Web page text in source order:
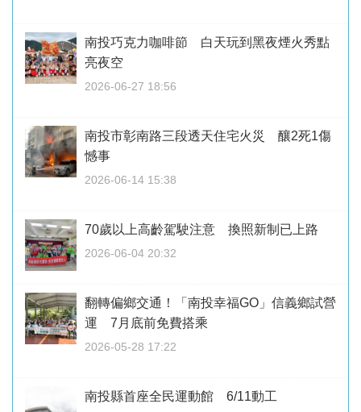
南投巧克力咖啡節 白天玩到黑夜煙火秀點
亮夜空
2026-06-27 18:56
南投市彰南路三段透天住宅火災 釀2死1傷
憾事
2026-06-14 15:38
70歲以上高齡駕駛注意 換照新制已上路
2026-06-04 20:32
翻轉偏鄉交通！「南投幸福GO」信義鄉試營
運 7月底前免費搭乘
2026-05-28 17:22
南投縣首座全民運動館 6/11動工